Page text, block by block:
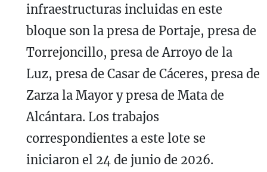
infraestructuras incluidas en este
bloque son la presa de Portaje, presa de
Torrejoncillo, presa de Arroyo de la
Luz, presa de Casar de Cáceres, presa de
Zarza la Mayor y presa de Mata de
Alcántara. Los trabajos
correspondientes a este lote se
iniciaron el 24 de junio de 2026.